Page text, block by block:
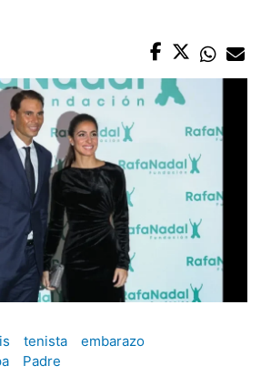
tenista
embarazo
Padre